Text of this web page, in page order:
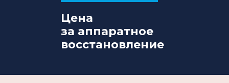
Цена
за аппаратное
восстановление